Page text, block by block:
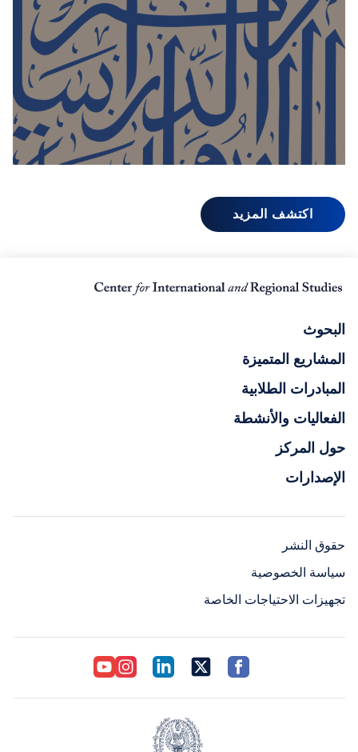
اكتشف المزيد
البحوث
المشاريع المتميزة
المبادرات الطلابية
الفعاليات والأنشطة
حول المركز
الإصدارات
حقوق النشر
سياسة الخصوصية
تجهيزات الاحتياجات الخاصة